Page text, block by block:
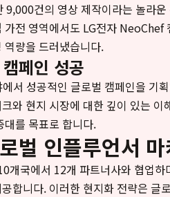
건의 영상 제작이라는 놀라
전 영역에서도 LG전자 NeoChef
역량을 드러냈습니다.
페인 성공
서 성공적인 글로벌 캠페인을 기
와 현지 시장에 대한 깊이 있는 이
대를 목표로 합니다.
벌 인플루언서
개국에서 12개 파트너사와 협업
합니다. 이러한 현지화 전략은 글